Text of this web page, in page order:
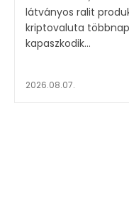
látványos ralit produkált
kriptovaluta
kapaszkodik...
2026.08.07.